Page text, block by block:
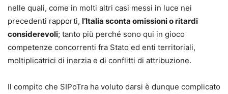
nelle quali, come in molti altri casi messi in luce nei
precedenti rapporti, l’Italia sconta omissioni o ritardi
considerevoli; tanto più perché sono qui in gioco
competenze concorrenti fra Stato ed enti territoriali,
moltiplicatrici di inerzia e di conflitti di attribuzione.
Il compito che SIPoTra ha voluto darsi è dunque complicato